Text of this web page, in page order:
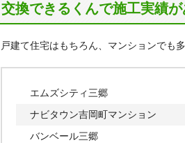
ナ行
長坂町南山、西大道町
大道町六兵衛前、西の
ハ行
白鳳町、晴丘町池上、
マ行
緑町緑ケ丘、南栄町、
土、南原山町石原、南
ヤ行 吉岡町
交換できるくんで施工実績
戸建て住宅はもちろん、マンションでも
エムズシティ三郷
ナビタウン吉岡町マンション
バンベール三郷